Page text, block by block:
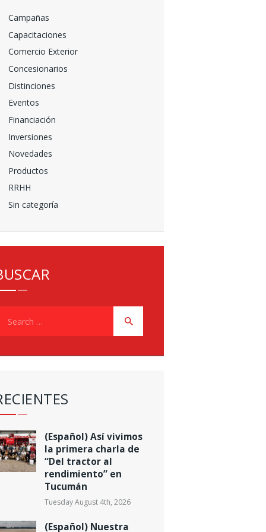
Campañas
Capacitaciones
Comercio Exterior
Concesionarios
Distinciones
Eventos
Financiación
Inversiones
Novedades
Productos
RRHH
Sin categoría
(Español) Así vivimos
la primera charla de
“Del tractor al
rendimiento” en
Tucumán
Tuesday August 4th, 2026
(Español) Nuestra